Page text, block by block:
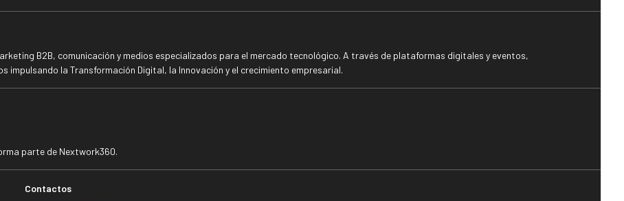
B2B, comunicación y medios especializados para el mercado tecnológico. A través de plataformas digitales y eventos,
la Transformación Digital, la Innovación y el crecimiento empresarial.
parte de Nextwork360.
Contactos